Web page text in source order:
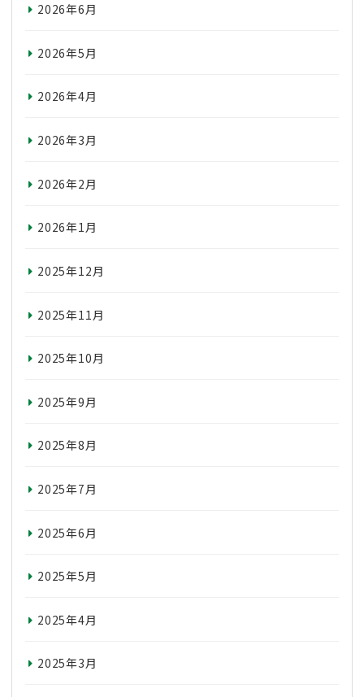
2026年6月
2026年5月
2026年4月
2026年3月
2026年2月
2026年1月
2025年12月
2025年11月
2025年10月
2025年9月
2025年8月
2025年7月
2025年6月
2025年5月
2025年4月
2025年3月